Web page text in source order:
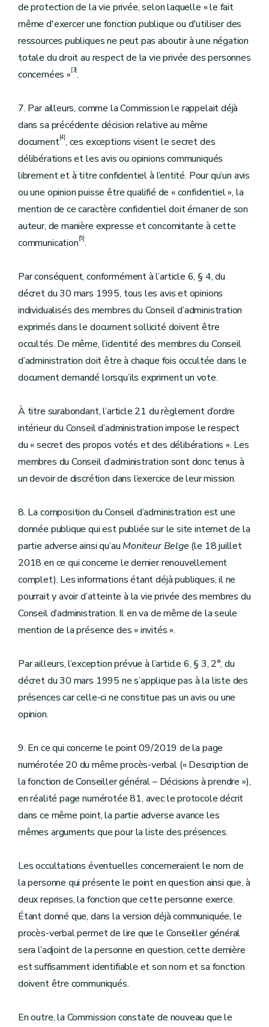
de protection de la vie privée, selon laquelle « le fait
même d'exercer une fonction publique ou d'utiliser des
ressources publiques ne peut pas aboutir à une négation
totale du droit au respect de la vie privée des personnes
concernées »[3].
7. Par ailleurs, comme la Commission le rappelait déjà
dans sa précédente décision relative au même
document[4], ces exceptions visent le secret des
délibérations et les avis ou opinions communiqués
librement et à titre confidentiel à l’entité. Pour qu’un avis
ou une opinion puisse être qualifié de « confidentiel », la
mention de ce caractère confidentiel doit émaner de son
auteur, de manière expresse et concomitante à cette
communication[5].
Par conséquent, conformément à l’article 6, § 4, du
décret du 30 mars 1995, tous les avis et opinions
individualisés des membres du Conseil d’administration
exprimés dans le document sollicité doivent être
occultés. De même, l’identité des membres du Conseil
d’administration doit être à chaque fois occultée dans le
document demandé lorsqu’ils expriment un vote.
À titre surabondant, l’article 21 du règlement d’ordre
intérieur du Conseil d’administration impose le respect
du « secret des propos votés et des délibérations ». Les
membres du Conseil d’administration sont donc tenus à
un devoir de discrétion dans l’exercice de leur mission.
8. La composition du Conseil d’administration est une
donnée publique qui est publiée sur le site internet de la
partie adverse ainsi qu’auMoniteur Belge (le 18 juillet
2018 en ce qui concerne le dernier renouvellement
complet). Les informations étant déjà publiques, il ne
pourrait y avoir d’atteinte à la vie privée des membres du
Conseil d’administration. Il en va de même de la seule
mention de la présence des « invités ».
Par ailleurs, l’exception prévue à l’article 6, § 3, 2°, du
décret du 30 mars 1995 ne s’applique pas à la liste des
présences car celle-ci ne constitue pas un avis ou une
opinion.
9. En ce qui concerne le point 09/2019 de la page
numérotée 20 du même procès-verbal (« Description de
la fonction de Conseiller général – Décisions à prendre »),
en réalité page numérotée 81, avec le protocole décrit
dans ce même point, la partie adverse avance les
mêmes arguments que pour la liste des présences.
Les occultations éventuelles concerneraient le nom de
la personne qui présente le point en question ainsi que, à
deux reprises, la fonction que cette personne exerce.
Étant donné que, dans la version déjà communiquée, le
procès-verbal permet de lire que le Conseiller général
sera l’adjoint de la personne en question, cette dernière
est suffisamment identifiable et son nom et sa fonction
doivent être communiqués.
En outre, la Commission constate de nouveau que le